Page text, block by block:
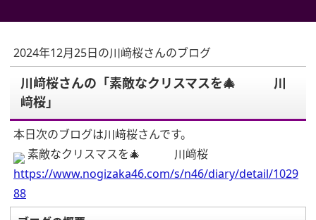
2024年12月25日の川﨑桜さんのブログ
川﨑桜さんの「素敵なクリスマスを🎄 川
﨑桜」
本日次のブログは川﨑桜さんです。
素敵なクリスマスを🎄 川﨑桜
https://www.nogizaka46.com/s/n46/diary/detail/1029
88